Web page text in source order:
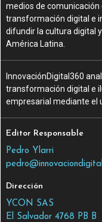
medios de
transformación digital e
difundir la cultura digital
América Latina.
InnovaciónDigital360
transformación digital e
empresarial mediante el
Editor Responsable
Pedro Ylarri
Dirección
YCON SAS
El Salvador 4768 PB B